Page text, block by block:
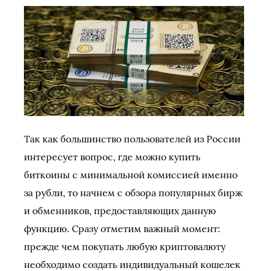
Так как большинство пользователей из России
интересует вопрос, где можно купить
биткоины с минимальной комиссией именно
за рубли, то начнем с обзора популярных бирж
и обменников, предоставляющих данную
функцию. Сразу отметим важный момент:
прежде чем покупать любую криптовалюту
необходимо создать индивидуальный кошелек